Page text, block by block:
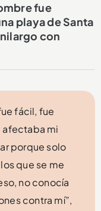
fue
playa de Santa
con
fácil, fue
afectaba mi
porque solo
que se me
no conocía
contra mí”,